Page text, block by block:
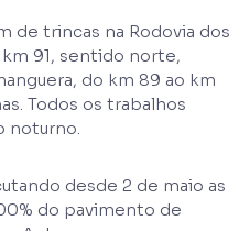
de trincas na Rodovia dos
91, sentido norte,
do km 89 ao km
Todos os trabalhos
noturno.
desde 2 de maio as
do pavimento de